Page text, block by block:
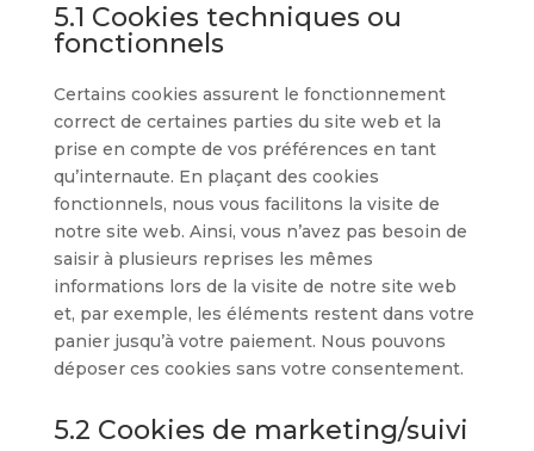
5.1 Cookies techniques ou
fonctionnels
Certains cookies assurent le fonctionnement
correct de certaines parties du site web et la
prise en compte de vos préférences en tant
qu’internaute. En plaçant des cookies
fonctionnels, nous vous facilitons la visite de
notre site web. Ainsi, vous n’avez pas besoin de
saisir à plusieurs reprises les mêmes
informations lors de la visite de notre site web
et, par exemple, les éléments restent dans votre
panier jusqu’à votre paiement. Nous pouvons
déposer ces cookies sans votre consentement.
5.2 Cookies de marketing/suivi